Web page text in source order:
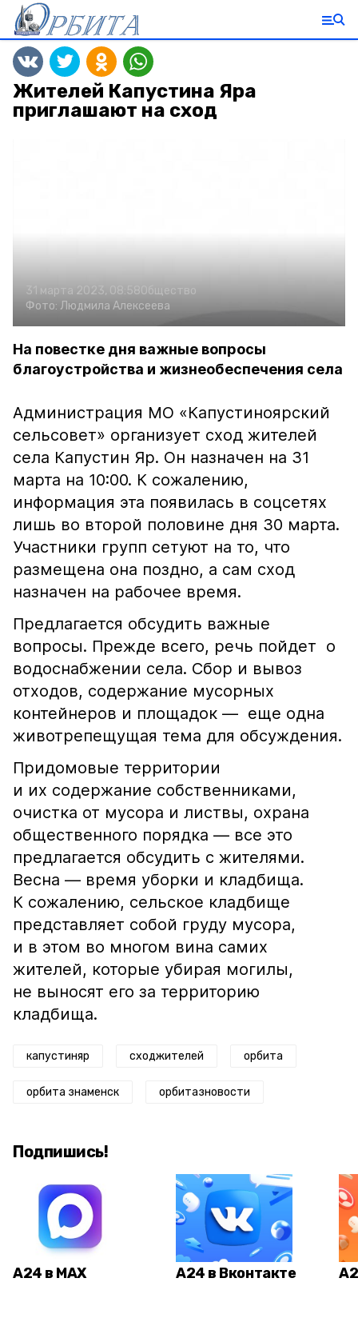
Жителей Капустина Яра
приглашают на сход
31 марта 2023, 08:58Общество
Фото: Людмила Алексеева
На повестке дня важные вопросы
благоустройства и жизнеобеспечения села
Администрация МО «Капустиноярский
сельсовет» организует сход жителей
села Капустин Яр. Он назначен на 31
марта на 10:00. К сожалению,
информация эта появилась в соцсетях
лишь во второй половине дня 30 марта.
Участники групп сетуют на то, что
размещена она поздно, а сам сход
назначен на рабочее время.
Предлагается обсудить важные
вопросы. Прежде всего, речь пойдет о
водоснабжении села. Сбор и вывоз
отходов, содержание мусорных
контейнеров и площадок — еще одна
животрепещущая тема для обсуждения.
Придомовые территории
и их содержание собственниками,
очистка от мусора и листвы, охрана
общественного порядка — все это
предлагается обсудить с жителями.
Весна — время уборки и кладбища.
К сожалению, сельское кладбище
представляет собой груду мусора,
и в этом во многом вина самих
жителей, которые убирая могилы,
не выносят его за территорию
кладбища.
капустиняр сходжителей орбита
орбита знаменск орбитазновости
Подпишись!
А24 в MAX А24 в Вконтакте